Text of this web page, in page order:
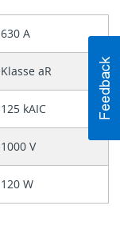
630 A
Klasse aR
125 kAIC
1000 V
120 W